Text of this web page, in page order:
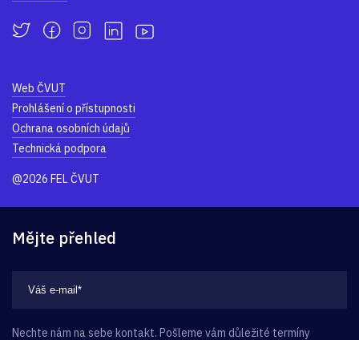
Web ČVUT
Prohlášení o přístupnosti
Ochrana osobních údajů
Technická podpora
@2026 FEL ČVUT
Mějte přehled
Nechte nám na sebe kontakt. Pošleme vám důležité termíny